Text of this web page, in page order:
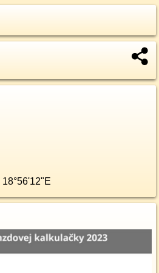
18°56'12"E